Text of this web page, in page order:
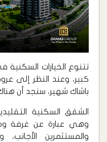
‏تتنوع الخيارات
كبير، وعند النظر إلى
باشاك شهير، سنجد أن
وهي عبارة عن غرفة
والمستثمرين